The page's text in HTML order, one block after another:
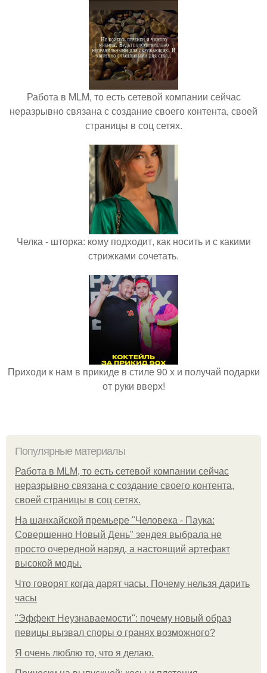
Работа в MLM, то есть сетевой компании сейчас
неразрывно связана с создание своего контента, своей
страницы в соц сетях.
Челка - шторка: кому подходит, как носить и с какими
стрижками сочетать.
Приходи к нам в прикиде в стиле 90 х и получай подарки
от руки вверх!
Популярные материалы
Работа в MLM, то есть сетевой компании сейчас
неразрывно связана с создание своего контента,
своей страницы в соц сетях.
На шанхайской премьере "Человека - Паука:
Совершенно Новый День" зендея выбрала не
просто очередной наряд, а настоящий артефакт
высокой моды.
Что говорят когда дарят часы. Почему нельзя дарить
часы
"Эффект Неузнаваемости": почему новый образ
певицы вызвал споры о гранях возможного?
Я очень люблю то, что я делаю.